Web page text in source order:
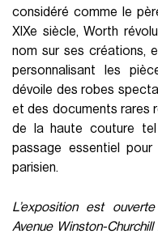
considéré comme le
XIXe siècle, Worth
nom sur ses créations,
personnalisant les
dévoile des robes
et des documents rares
de la haute couture tel
passage essentiel
parisien.
L’exposition est
Avenue Winston-